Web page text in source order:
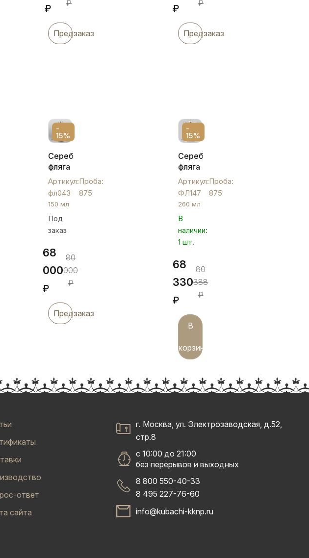
₽
₽
Предзаказ
₽
₽
Предзаказ
-
15%
Серебряная
фляга
«Глянец»,
фл043
Артикул:
фл043
Проба:
875
150 мл
Под
заказ
68
000
₽
80
000
₽
Предзаказ
-
15%
Серебряная
фляга
с
гербом
России
"Империя",
ФЛ147
Артикул:
ФЛ147
Проба:
875
260 мл
В
наличии:
1 шт.
68
330
₽
80
388
₽
В
корзину
ответ
сайта
г. Москва, ул. Электрозаводская, д.52,
стр.8
с 10:00 до 21:00
без перерывов и выходных
8 800 550-40-33
8 495 227-76-60
info@kubachi-kknp.ru